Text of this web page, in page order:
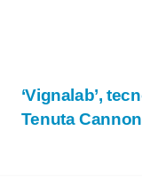
‘Vignalab’,
Tenuta